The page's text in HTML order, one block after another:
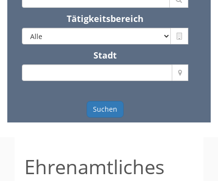
Tätigkeitsbereich
Stadt
Suchen
Ehrenamtliches